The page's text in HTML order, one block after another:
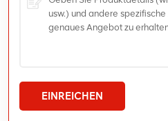
EINREICHEN